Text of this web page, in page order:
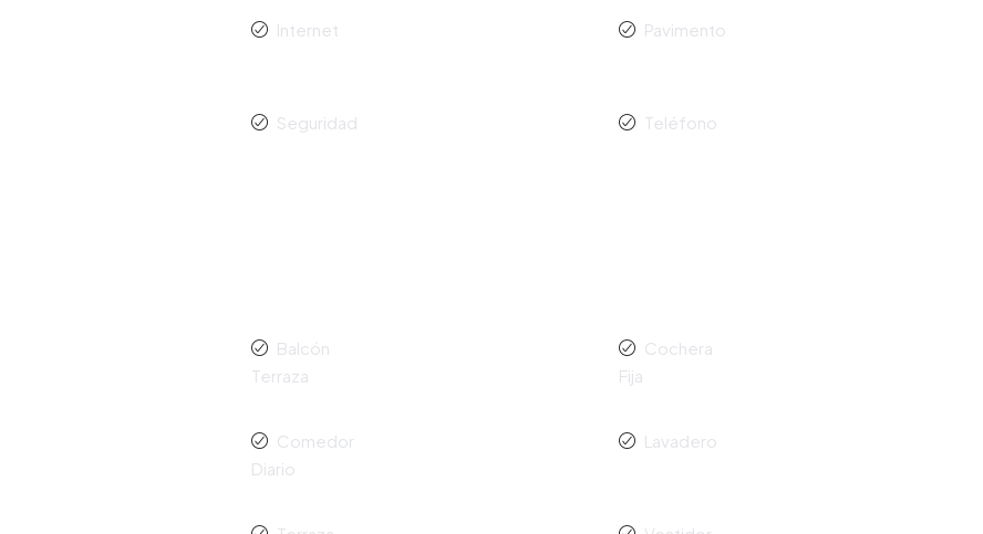
Internet Pavimento
Seguridad Teléfono
Balcón
Terraza
Cochera
Fija
Comedor
Diario
Lavadero